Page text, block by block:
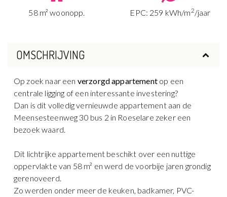
58 m² woonopp. EPC: 259 kWh/m 2/jaar
OMSCHRIJVING
Op zoek naar een verzorgd appartement op een
centrale ligging of een interessante investering?
Dan is dit volledig vernieuwde appartement aan de
Meensesteenweg 30 bus 2 in Roeselare zeker een
bezoek waard.
Dit lichtrijke appartement beschikt over een nuttige
oppervlakte van 58 m² en werd de voorbije jaren grondig
gerenoveerd.
Zo werden onder meer de keuken, badkamer, PVC-